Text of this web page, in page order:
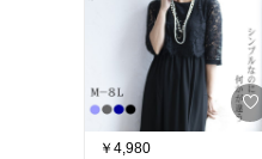
￥4,980